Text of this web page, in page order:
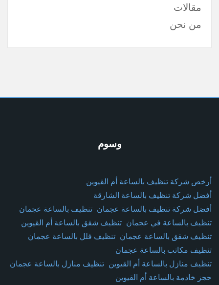
مقالات
من نحن
وسوم
أرخص شركة تنظيف بالساعة أم القيوين
أفضل شركة تنظيف بالساعة الشارقة
أفضل شركة تنظيف بالساعة عجمان تنظيف بالساعة عجمان
تنظيف بالساعة في عجمان تنظيف شقق بالساعة أم القيوين
تنظيف شقق بالساعة عجمان تنظيف فلل بالساعة عجمان
تنظيف مكاتب بالساعة عجمان
تنظيف منازل بالساعة أم القيوين تنظيف منازل بالساعة عجمان
حجز خادمة بالساعة أم القيوين